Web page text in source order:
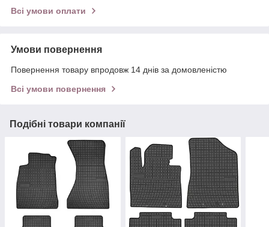
Всі умови оплати
Умови повернення
Повернення товару впродовж 14 днів за домовленістю
Всі умови повернення
Подібні товари компанії